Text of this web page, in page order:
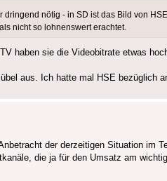
dringend nötig - in SD ist das Bild von
nicht so lohnenswert erachtet.
haben sie die Videobitrate etwas
aus. Ich hatte mal HSE bezüglich
der derzeitigen Situation im
die ja für den Umsatz am